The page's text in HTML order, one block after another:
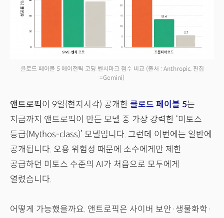
클로드 페이블 5 에이전틱 코딩 벤치마크 점수 비교 (출처 : Anthropic, 편집
=Gemini)
앤트로픽이 9일(현지시각) 공개한 클로드 페이블 5는
지금까지 앤트로픽이 만든 모델 중 가장 강력한 ‘미토스
등급(Mythos-class)’ 모델입니다. 그런데 이번에는 일반에
공개됩니다. 오용 위험성 때문에 소수에게만 제한
공급하던 미토스 수준의 AI가 처음으로 모두에게
열렸습니다.
어떻게 가능했을까요. 앤트로픽은 사이버 보안·생물화학·